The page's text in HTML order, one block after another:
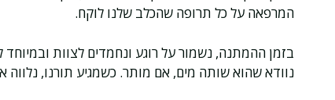
המרפאה על כל תרופה שהכלב שלנו לוקח.
בזמן ההמתנה, נשמור על רוגע ונחמדים לצוות
נוודא שהוא שותה מים, אם מותר. כשמגיע תורנו,